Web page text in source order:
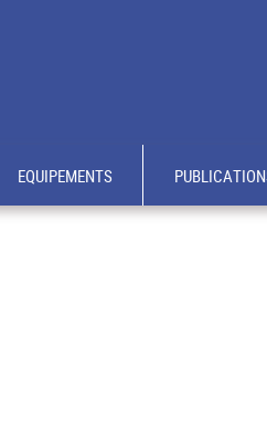
EQUIPEMENTS